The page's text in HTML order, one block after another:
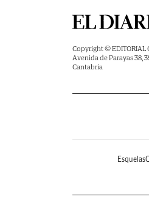
Copyright © EDITORIAL
Avenida de Parayas 38,
Cantabria
Esquelas